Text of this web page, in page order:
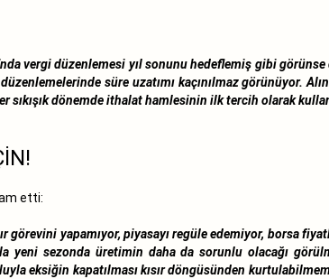
vergi düzenlemesi yıl sonunu hedeflemiş gibi
süre uzatımı kaçınılmaz görünüyor.
sıkışık dönemde ithalat hamlesinin ilk tercih olarak
etti:
yapamıyor, piyasayı regüle edemiyor, borsa
yeni sezonda üretimin daha da sorunlu olacağı
eksiğin kapatılması kısır döngüsünden